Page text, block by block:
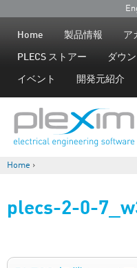
Home 製品情報 ア
PLECS ストアー ダウ
イベント 開発元紹介
Home ›
plecs-2-0-